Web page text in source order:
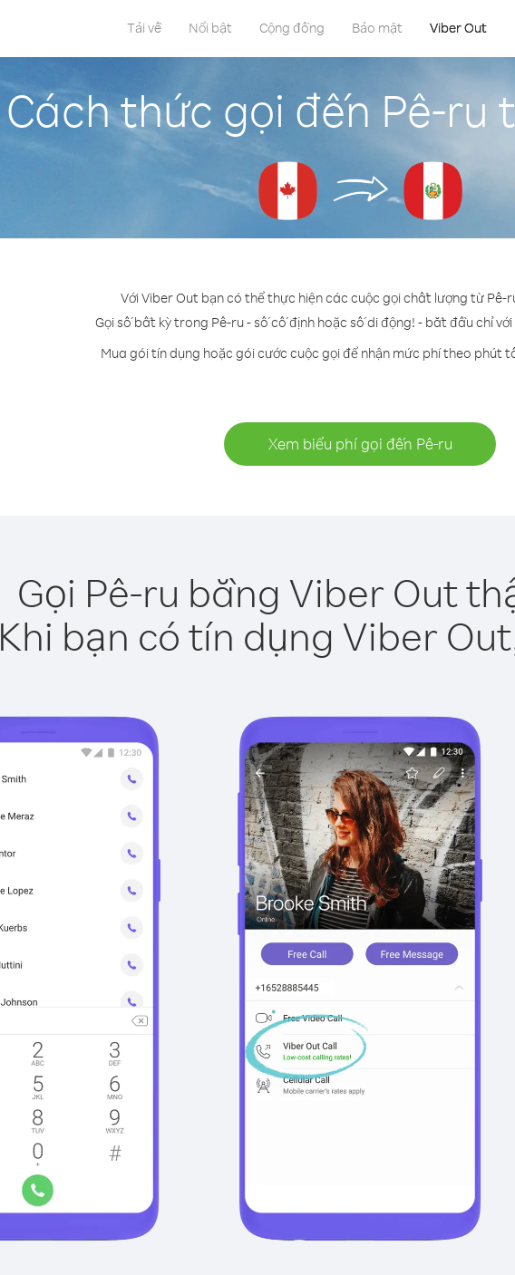
Tải về Nổi bật Cộng đồng Bảo mật Viber Out
Cách thức gọi đến Pê-ru
Với Viber Out bạn có thể thực hiện các cuộc gọi chất lượng từ Pê-
Gọi số bất kỳ trong Pê-ru - số cố định hoặc số di động! - bắt đầu chỉ với
Mua gói tín dụng hoặc gói cước cuộc gọi để nhận mức phí theo phút
Xem biểu phí gọi đến Pê-ru
Gọi Pê-ru bằng Viber Out
Khi bạn có tín dụng Viber